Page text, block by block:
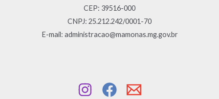
CEP: 39516-000
CNPJ: 25.212.242/0001-70
E-mail: administracao@mamonas.mg.gov.br